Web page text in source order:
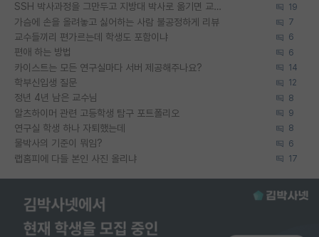
SSH 박사과정을 그만두고 지방대 박사로 옮기면 교수의 꿈은 끝일까요? 19
가슴에 손을 올려놓고 싫어하는 사람 불공정하게 리뷰 7
교수들끼리 편가르는데 학생도 포함이냐 6
편애 하는 방법 6
카이스트는 모든 연구실마다 서버 제공해주나요? 14
학부신입생 질문 12
정년 4년 남은 교수님 8
알츠하이머 관련 고등학생 탐구 포트폴리오 9
연구실 학생 하나 자퇴했는데 8
물박사의 기준이 뭐임? 6
랩홈피에 다들 본인 사진 올리냐 17